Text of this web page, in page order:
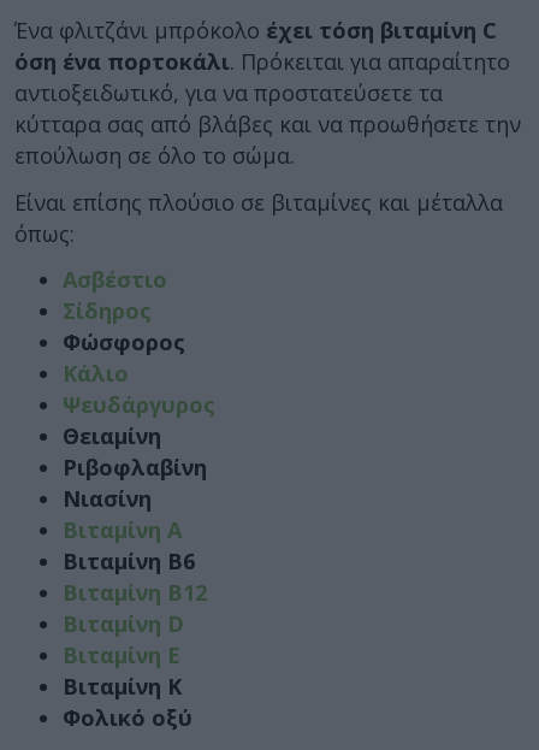
Ένα φλιτζάνι μπρόκολο έχει τόση βιταμίνη C
όση ένα πορτοκάλι. Πρόκειται για απαραίτητο
αντιοξειδωτικό, για να προστατεύσετε τα
κύτταρα σας από βλάβες και να προωθήσετε την
επούλωση σε όλο το σώμα.
Είναι επίσης πλούσιο σε βιταμίνες και μέταλλα
όπως:
Ασβέστιο
Σίδηρος
Φώσφορος
Κάλιο
Ψευδάργυρος
Θειαμίνη
Ριβοφλαβίνη
Νιασίνη
Βιταμίνη Α
Βιταμίνη Β6
Βιταμίνη Β12
Βιταμίνη D
Βιταμίνη Ε
Βιταμίνη Κ
Φολικό οξύ